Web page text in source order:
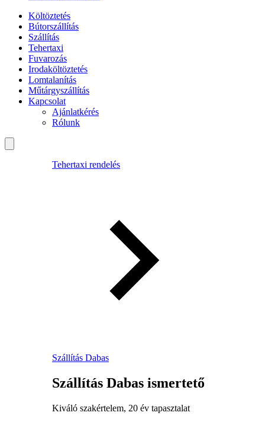
Költöztetés
Bútorszállítás
Szállítás
Tehertaxi
Fuvarozás
Irodaköltöztetés
Lomtalanítás
Műtárgyszállítás
Kapcsolat
Ajánlatkérés
Rólunk
Tehertaxi rendelés
Szállítás Dabas
Szállítás Dabas ismertető
Kiváló szakértelem, 20 év tapasztalat